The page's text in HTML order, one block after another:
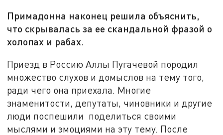
Примадонна наконец решила объяснить,
что скрывалась за ее скандальной фразой о
холопах и рабах.
Приезд в Россию Аллы Пугачевой породил
множество слухов и домыслов на тему того,
ради чего она приехала. Многие
знаменитости, депутаты, чиновники и другие
люди поспешили поделиться своими
мыслями и эмоциями на эту тему. После